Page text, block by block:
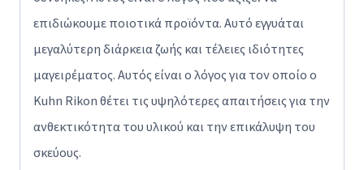
επιδιώκουμε ποιοτικά προϊόντα. Αυτό εγγυάται
μεγαλύτερη διάρκεια ζωής και τέλειες ιδιότητες
μαγειρέματος. Αυτός είναι ο λόγος για τον οποίο ο
Kuhn Rikon θέτει τις υψηλότερες απαιτήσεις για την
ανθεκτικότητα του υλικού και την επικάλυψη του
σκεύους.